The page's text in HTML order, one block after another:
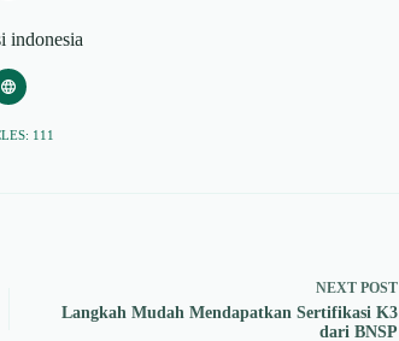
indonesia
111
NEXT POST
Langkah Mudah Mendapatkan Sertifikasi K3
dari BNSP